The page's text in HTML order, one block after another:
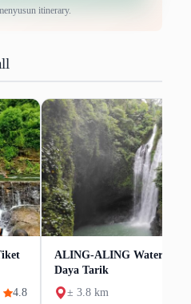
itinerary.
4.8
ALING-ALING Waterfall
Daya Tarik
± 3.8 km